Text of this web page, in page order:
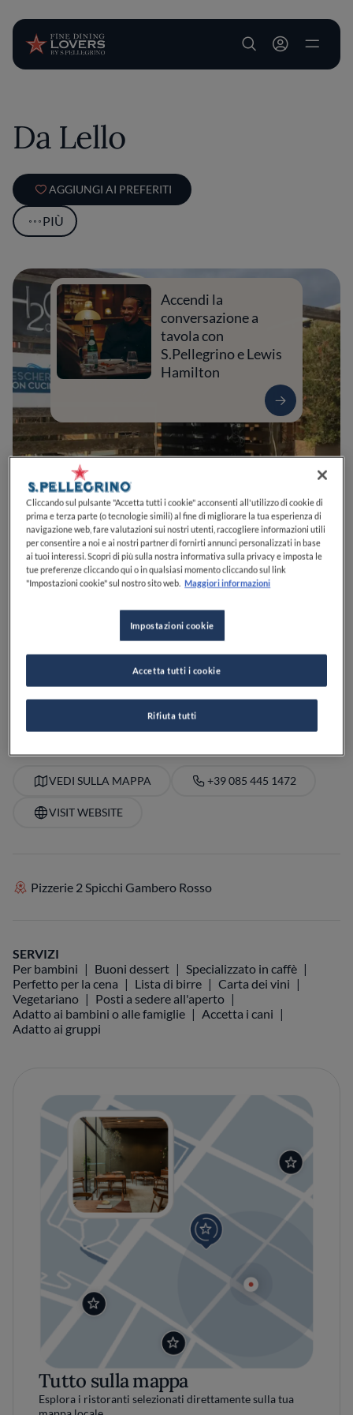
User account
Da Lello
AGGIUNGI AI PREFERITI
PIÙ
0 0 0 0 0
Accendi la
conversazione a
tavola con
S.Pellegrino e Lewis
Hamilton
Spoltore
Domenica,19:00-23:30
PREZZO
VEDI SULLA MAPPA +39 085 445 1472
VISIT WEBSITE
Pizzerie 2 Spicchi Gambero Rosso
SERVIZI
Per bambini
Buoni dessert
Specializzato in caffè
Perfetto per la cena
Lista di birre
Carta dei vini
Vegetariano
Posti a sedere all'aperto
Adatto ai bambini o alle famiglie
Accetta i cani
Adatto ai gruppi
Tutto sulla mappa
Esplora i ristoranti selezionati direttamente sulla tua
Cliccando sul pulsante "Accetta tutti i cookie" acconsenti all'utilizzo di cookie di
prima e terza parte (o tecnologie simili) al fine di migliorare la tua esperienza di
navigazione web, fare valutazioni sui nostri utenti, raccogliere informazioni utili
per consentire a noi e ai nostri partner di fornirti annunci personalizzati in base
ai tuoi interessi. Scopri di più sulla nostra informativa sulla privacy e imposta le
tue preferenze cliccando qui o in qualsiasi momento cliccando sul link
"Impostazioni cookie" sul nostro sito web. Maggiori informazioni
Impostazioni cookie
Rifiuta tutti
Accetta tutti i cookie